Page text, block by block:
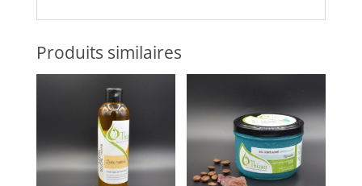
Produits similaires